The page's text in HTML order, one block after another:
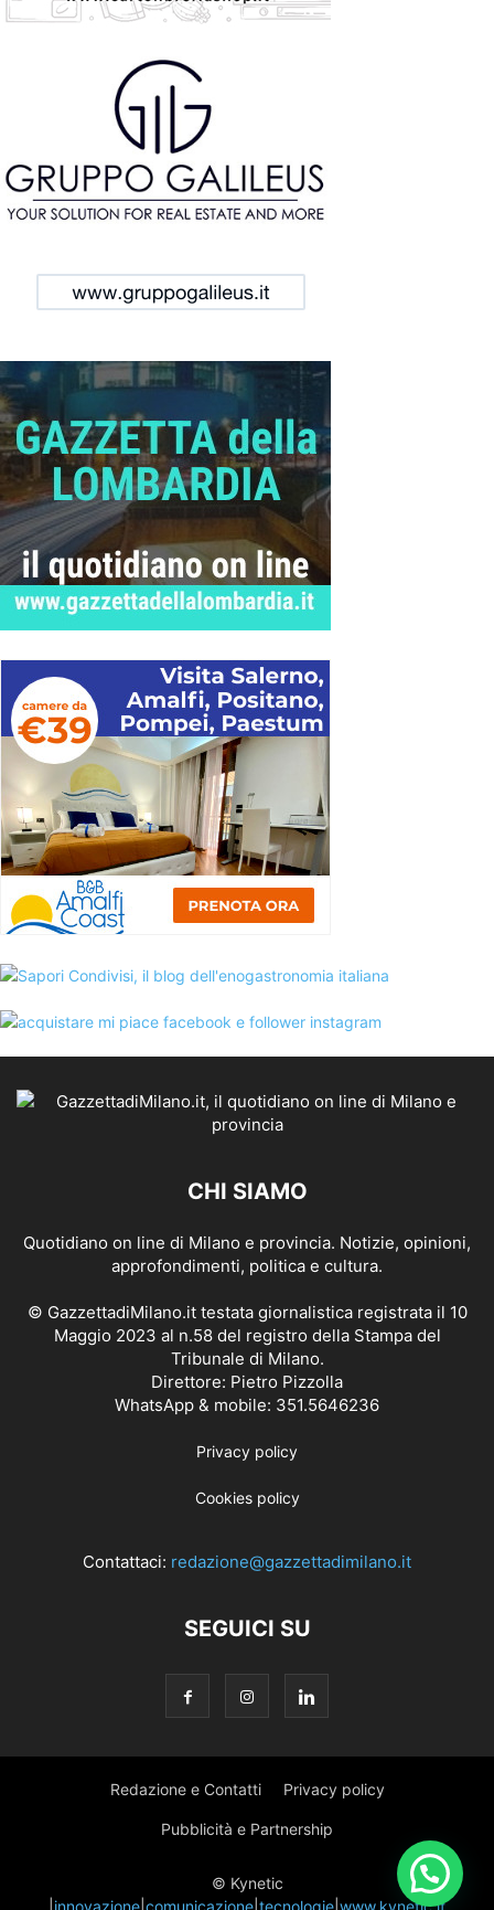
CHI SIAMO
Quotidiano on line di Milano e provincia. Notizie, opinioni,
approfondimenti, politica e cultura.
© GazzettadiMilano.it testata giornalistica registrata il 10
Maggio 2023 al n.58 del registro della Stampa del
Tribunale di Milano.
Direttore: Pietro Pizzolla
WhatsApp & mobile: 351.5646236
Privacy policy
Cookies policy
Contattaci: redazione@gazzettadimilano.it
SEGUICI SU
Redazione e Contatti Privacy policy
Pubblicità e Partnership
© Kynetic
innovazione comunicazione tecnologie www.kynetic.it